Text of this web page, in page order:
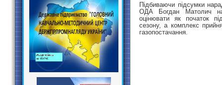
Підбиваючи підсумки
ОДА Богдан Матолич
оцінювати як початок
сезону, а комплекс
газопостачання.